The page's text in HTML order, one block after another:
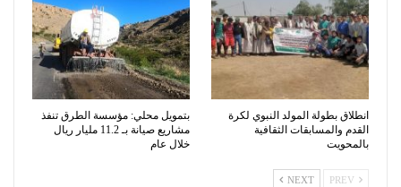
انطلاق بطولة المولد النبوي لكرة
القدم والمسابقات الثقافية
بالمحويت
بتمويل محلي: مؤسسة الطرق تنفذ
مشاريع صيانة بـ 11.2 مليار ريال
خلال عام
NEXT